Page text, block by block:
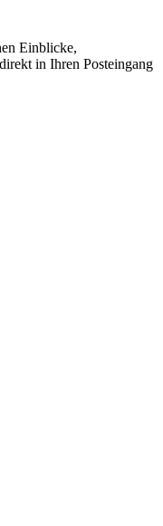
Einblicke,
in Ihren Posteingang